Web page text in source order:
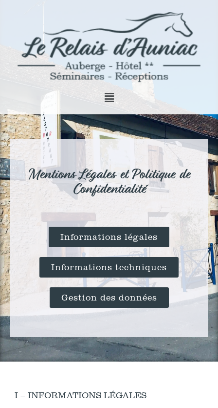
Mentions Légales et Politique de
Confidentialité
Informations légales
Informations techniques
Gestion des données
I – INFORMATIONS LÉGALES